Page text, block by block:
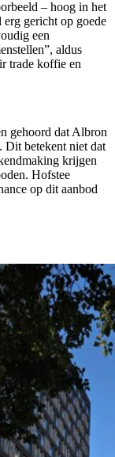
– hoog in het
gericht op goede
een
aldus
trade koffie en
gehoord dat Albron
Dit betekent niet dat
krijgen
Hofstee
op dit aanbod